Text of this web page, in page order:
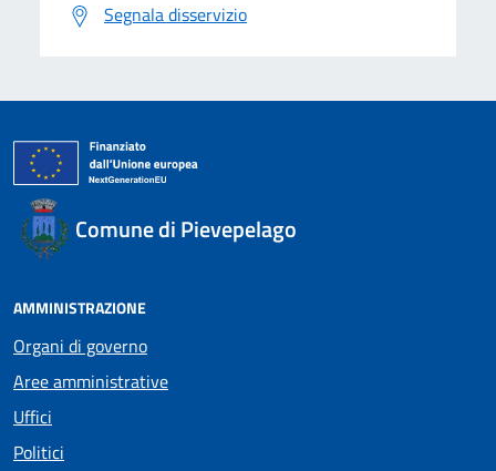
Segnala disservizio
Comune di Pievepelago
AMMINISTRAZIONE
Organi di governo
Aree amministrative
Uffici
Politici